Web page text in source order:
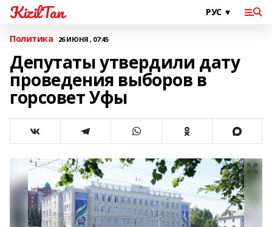
KizilTan
Политика 26 ИЮНЯ , 07:45
Депутаты утвердили дату
проведения выборов в
горсовет Уфы